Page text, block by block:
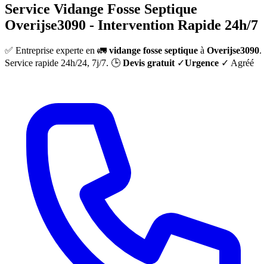
Service Vidange Fosse Septique
Overijse3090 - Intervention Rapide 24h/7
✅ Entreprise experte en 🚛 vidange fosse septique à Overijse3090.
Service rapide 24h/24, 7j/7. 🕒 Devis gratuit ✓Urgence ✓ Agréé